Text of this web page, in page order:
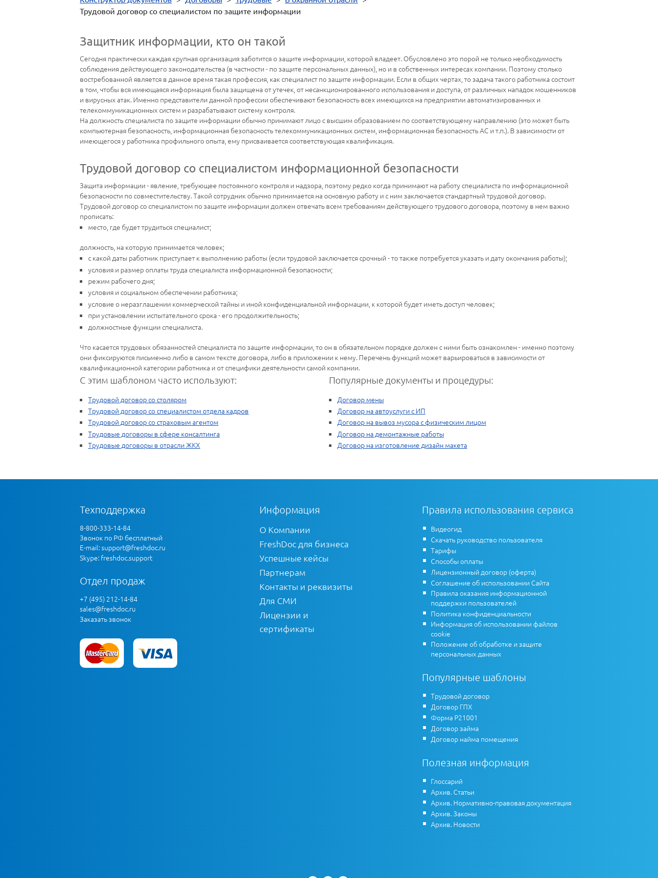
Трудовой договор со специалистом по защите информации
Защитник информации, кто он такой
Сегодня практически каждая крупная организация заботится о защите информации, которой владеет. Обусловлено это порой не только необходимость
соблюдения действующего законодательства (в частности - по защите персональных данных), но и в собственных интересах компании. Поэтому столько
востребованной является в данное время такая профессия, как специалист по защите информации. Если в общих чертах, то задача такого работника состоит
в том, чтобы вся имеющаяся информация была защищена от утечек, от несанкционированного использования и доступа, от различных нападок мошенников
и вирусных атак. Именно представители данной профессии обеспечивают безопасность всех имеющихся на предприятии автоматизированных и
телекоммуникационных систем и разрабатывают систему контроля.
На должность специалиста по защите информации обычно принимают лицо с высшим образованием по соответствующему направлению (это может быть
компьютерная безопасность, информационная безопасность телекоммуникационных систем, информационная безопасность АС и т.п.). В зависимости от
имеющегося у работника профильного опыта, ему присваивается соответствующая квалификация.
Трудовой договор со специалистом информационной безопасности
Защита информации - явление, требующее постоянного контроля и надзора, поэтому редко когда принимают на работу специалиста по информационной
безопасности по совместительству. Такой сотрудник обычно принимается на основную работу и с ним заключается стандартный трудовой договор.
Трудовой договор со специалистом по защите информации должен отвечать всем требованиям действующего трудового договора, поэтому в нем важно
прописать:
место, где будет трудиться специалист;
должность, на которую принимается человек;
с какой даты работник приступает к выполнению работы (если трудовой заключается срочный - то также потребуется указать и дату окончания работы);
условия и размер оплаты труда специалиста информационной безопасности;
режим рабочего дня;
условия и социальном обеспечении работника;
условие о неразглашении коммерческой тайны и иной конфиденциальной информации, к которой будет иметь доступ человек;
при установлении испытательного срока - его продолжительность;
должностные функции специалиста.
Что касается трудовых обязанностей специалиста по защите информации, то он в обязательном порядке должен с ними быть ознакомлен - именно поэтому
они фиксируются письменно либо в самом тексте договора, либо в приложении к нему. Перечень функций может варьироваться в зависимости от
квалификационной категории работника и от специфики деятельности самой компании.
С этим шаблоном часто используют:
Трудовой договор со столяром
Трудовой договор со специалистом отдела кадров
Трудовой договор со страховым агентом
Трудовые договоры в сфере консалтинга
Трудовые договоры в отрасли ЖКХ
Популярные документы и процедуры:
Договор мены
Договор на автоуслуги с ИП
Договор на вывоз мусора с физическим лицом
Договор на демонтажные работы
Договор на изготовление дизайн макета
Техподдержка
8-800-333-14-84
Звонок по РФ бесплатный
E-mail:support@freshdoc.ru
Skype: freshdoc.support
Отдел продаж
+7 (495) 212-14-84
sales@freshdoc.ru
Заказать звонок
Информация
О Компании
FreshDoc для бизнеса
Успешные кейсы
Партнерам
Контакты и реквизиты
Для СМИ
Лицензии и
сертификаты
Правила использования сервиса
Видеогид
Скачать руководство пользователя
Тарифы
Способы оплаты
Лицензионный договор (оферта)
Соглашение об использовании Сайта
Правила оказания информационной
поддержки пользователей
Политика конфиденциальности
Информация об использовании файлов
cookie
Положение об обработке и защите
персональных данных
Популярные шаблоны
Трудовой договор
Договор ГПХ
Форма Р21001
Договор займа
Договор найма помещения
Полезная информация
Глоссарий
Архив. Статьи
Архив. Нормативно-правовая документация
Архив. Законы
Архив. Новости